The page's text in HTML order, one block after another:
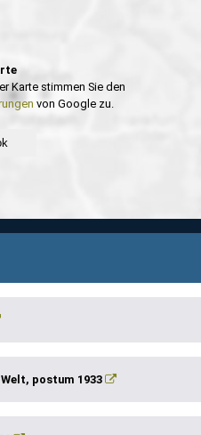
Karte stimmen Sie den
von Google zu.
postum 1933